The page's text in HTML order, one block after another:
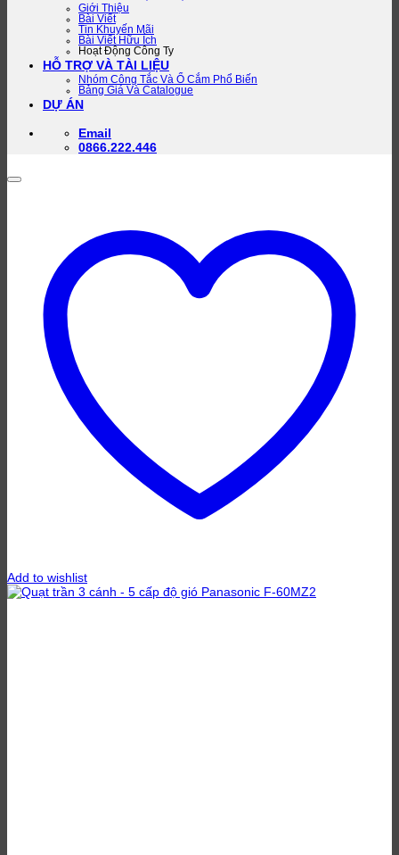
Giới Thiệu
Bài Viết
Tin Khuyến Mãi
Bài Viết Hữu Ích
Hoạt Động Công Ty
HỖ TRỢ VÀ TÀI LIỆU
Nhóm Công Tắc Và Ổ Cắm Phổ Biến
Bảng Giá Và Catalogue
DỰ ÁN
Email
0866.222.446
Add to wishlist